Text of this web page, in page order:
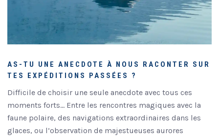
AS-TU UNE ANECDOTE À NOUS RACONTER SUR
TES EXPÉDITIONS PASSÉES ?
Difficile de choisir une seule anecdote avec tous ces
moments forts… Entre les rencontres magiques avec la
faune polaire, des navigations extraordinaires dans les
glaces, ou l’observation de majestueuses aurores